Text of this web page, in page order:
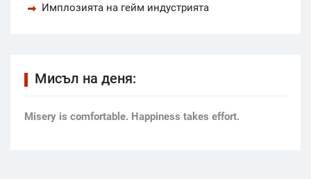
Имплозията на гейм индустрията
Мисъл на деня:
Мisery is comfortable. Happiness takes effort.